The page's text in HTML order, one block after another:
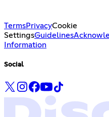
TermsPrivacyCookie
SettingsGuidelines
Information
Social